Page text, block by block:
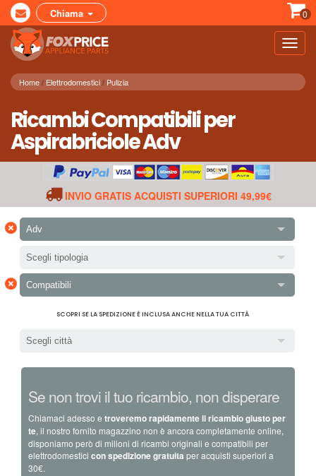
Chiama 0
Home Elettrodomestici Pulizia
Ricambi Compatibili per
Aspirabriciole Adv
INVIO GRATIS ACQUISTI SUPERIORI 49,99€
× Adv
Scegli tipologia
× Compatibili
SCOPRI SE LA SPEDIZIONE È INCLUSA ANCHE NELLA TUA CITTÀ
Scegli città
Se non trovi il tuo ricambio, non disperare
Chiamaci adesso e troveremo rapidamente il ricambio giusto per
te, il nostro fornito magazzino non è ancora completamente online,
disponiamo però di milioni di ricambi originali e compatibili per
elettrodomestici con spedizione gratuita per acquisti superiori a
30€.